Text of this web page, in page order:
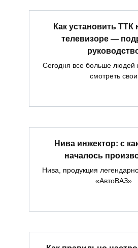
Как установить ТТК
телевизоре —
Сегодня все больше людей
смотреть свои
Нива инжектор: с
началось
Нива, продукция
«АвтоВАЗ»